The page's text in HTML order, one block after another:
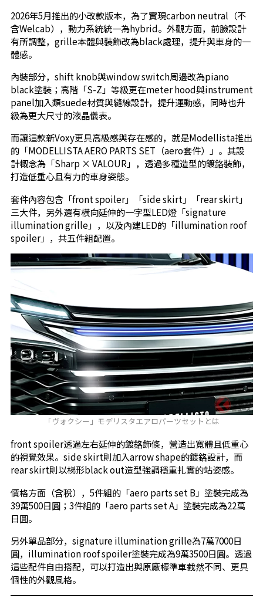
2026年5月推出的小改款版本，為了實現carbon neutral（不
含Welcab），動力系統統一為hybrid。外觀方面，前臉設計
有所調整，grille本體與裝飾改為black處理，提升與車身的一
體感。
內裝部分，shift knob與window switch周邊改為piano
black塗裝；高階「S-Z」等級更在meter hood與instrument
panel加入類suede材質與縫線設計，提升運動感，同時也升
級為更大尺寸的液晶儀表。
而讓這款新Voxy更具高級感與存在感的，就是Modellista推出
的「MODELLISTA AERO PARTS SET（aero套件）」。其設
計概念為「Sharp × VALOUR」，透過多種造型的鍍鉻裝飾，
打造低重心且有力的車身姿態。
套件內容包含「front spoiler」「side skirt」「rear skirt」
三大件，另外還有橫向延伸的一字型LED燈「signature
illumination grille」，以及內建LED的「illumination roof
spoiler」，共五件組配置。
「ヴォクシー」モデリスタエアロパーツセットとは
front spoiler透過左右延伸的鍍鉻飾條，營造出寬體且低重心
的視覺效果。side skirt則加入arrow shape的鍍鉻設計，而
rear skirt則以梯形black out造型強調穩重扎實的站姿感。
價格方面（含稅），5件組的「aero parts set B」塗裝完成為
39萬500日圓；3件組的「aero parts set A」塗裝完成為22萬
日圓。
另外單品部分，signature illumination grille為7萬7000日
圓，illumination roof spoiler塗裝完成為9萬3500日圓。透過
這些配件自由搭配，可以打造出與原廠標準車截然不同、更具
個性的外觀風格。